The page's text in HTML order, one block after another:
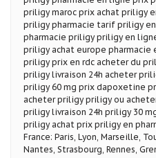
priligy maroc prix achat priligy
priligy pharmacie tarif priligy
pharmacie priligy priligy en
priligy achat europe pharmacie
priligy prix en rdc acheter du
priligy livraison 24h acheter
priligy 60 mg prix dapoxetine
acheter priligy priligy ou
priligy livraison 24h priligy 30
priligy achat prix priligy en
France: Paris, Lyon, Marseille,
Nantes, Strasbourg, Rennes,